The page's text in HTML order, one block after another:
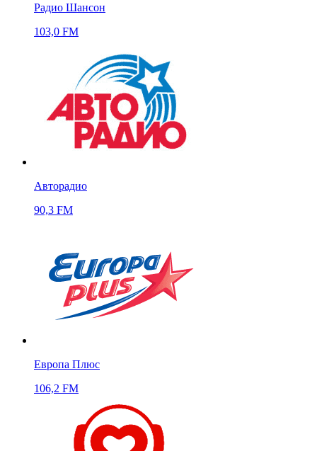
Радио Шансон
103,0 FM
Авторадио
90,3 FM
Европа Плюс
106,2 FM